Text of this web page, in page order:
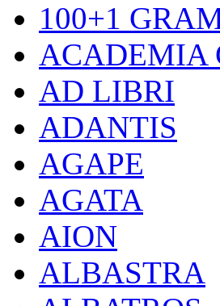
100+1
ACADEMIA
AD LIBRI
ADANTIS
AGAPE
AGATA
AION
ALBASTRA